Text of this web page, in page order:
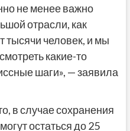
не менее важно
отрасли, как
тысячи человек, и мы
какие-то
шаги», — заявила
в случае сохранения
остаться до 25